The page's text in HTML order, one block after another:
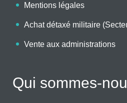
Mentions légales
Achat détaxé militaire
Vente aux administrations
Qui sommes-